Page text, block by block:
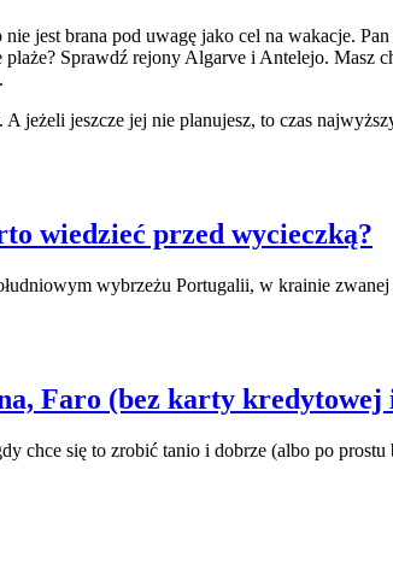
jest brana pod uwagę jako cel na wakacje.
Sprawdź rejony Algarve i Antelejo. Masz
jeżeli jeszcze jej nie planujesz, to czas
wiedzieć przed wycieczką?
wybrzeżu Portugalii, w krainie
Faro (bez karty kredytowej
chce się to zrobić tanio i dobrze (albo po